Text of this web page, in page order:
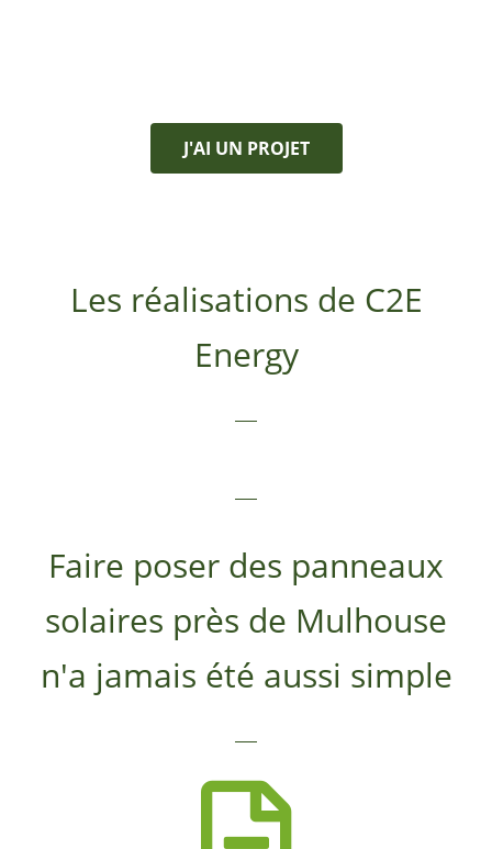
J'AI UN PROJET
Les réalisations de C2E
Energy
Faire poser des panneaux
solaires près de Mulhouse
n'a jamais été aussi simple​